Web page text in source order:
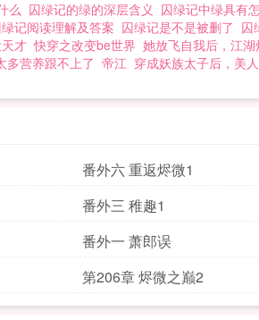
么 囚绿记的绿的深层含义 囚绿记中绿具有
记阅读理解及答案 囚绿记是不是被删了 囚
才 快穿之改变be世界 她放飞自我后，江湖
多营养跟不上了 帝江 穿成妖族太子后，美
番外六 重返烬微1
番外三 稚趣1
番外一 萧郎误
第206章 烬微之巅2